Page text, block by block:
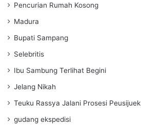
Pencurian Rumah Kosong
Madura
Bupati Sampang
Selebritis
Ibu Sambung Terlihat Begini
Jelang Nikah
Teuku Rassya Jalani Prosesi Peusijuek
gudang ekspedisi